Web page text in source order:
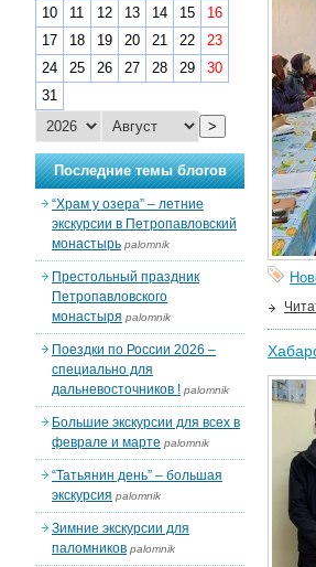
10
11 12 13 14 15
16
17
18 19 20 21 22
23
24
25 26 27 28 29
30
31
>
Последние темы блогов
“Храм у озера” – летние
экскурсии в Петропавловский
монастырь palomnik
Престольный праздник
Петропавловского
монастыря palomnik
Поездки по России 2026 –
специально для
дальневосточников ! palomnik
Большие экскурсии для всех в
феврале и марте palomnik
“Татьянин день” – большая
экскурсия palomnik
Зимние экскурсии для
паломников palomnik